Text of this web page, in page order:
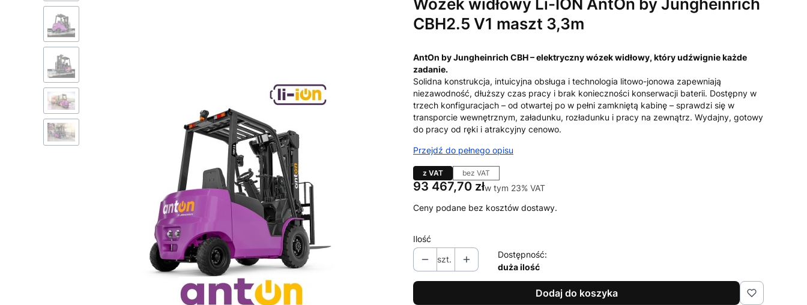
CBH2.5 V1 maszt 3,3m
AntOn by Jungheinrich CBH – elektryczny wózek widłowy, który udźwignie każde
zadanie.
Solidna konstrukcja, intuicyjna obsługa i technologia litowo-jonowa zapewniają
niezawodność, dłuższy czas pracy i brak konieczności konserwacji baterii. Dostępny w
trzech konfiguracjach – od otwartej po w pełni zamkniętą kabinę – sprawdzi się w
transporcie wewnętrznym, załadunku, rozładunku i pracy na zewnątrz. Wydajny, gotowy
do pracy od ręki i atrakcyjny cenowo.
Przejdź do pełnego opisu
z VAT bez VAT
Cena
93 467,70 złw tym 23% VAT
w tym 23% VAT
Ceny podane bez kosztów dostawy.
Ilość
szt.
Dostępność:
duża ilość
Dodaj do koszyka